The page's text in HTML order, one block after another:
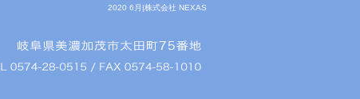
2020 6月|株式会社 NEXAS